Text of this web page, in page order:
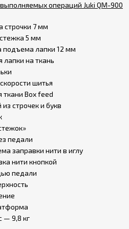
операций Juki QM-900
строчки 7 мм
5 мм
подъема лапки 12 мм
лапки на ткань
шитья
Box feed
строчек и букв
педали
заправки нити в иглу
нити кнопкой
педали
— 9,8 кг